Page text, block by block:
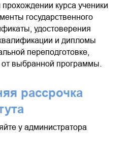
курса ученики
государственного
удостоверения
и дипломы
переподготовке,
от выбранной программы.
рассрочка
у администратора